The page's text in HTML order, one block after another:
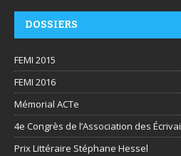
DOSSIERS
FEMI 2015
FEMI 2016
Mémorial ACTe
4e Congrès de l’Association des
Prix Littéraire Stéphane Hessel